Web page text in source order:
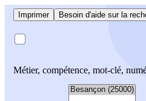
Imprimer Besoin d'aide sur la
Métier, compétence, mot-clé,